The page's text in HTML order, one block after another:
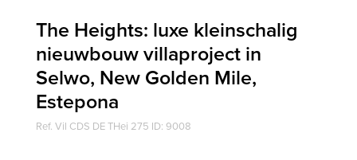
The Heights: luxe kleinschalig
nieuwbouw villaproject in
Selwo, New Golden Mile,
Estepona
Ref. Vil CDS DE THei 275 ID: 9008